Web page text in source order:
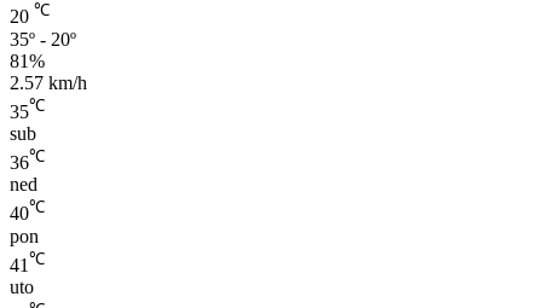
20 ℃
35º - 20º
81%
2.57 km/h
35℃
sub
36℃
ned
40℃
pon
41 ℃
uto